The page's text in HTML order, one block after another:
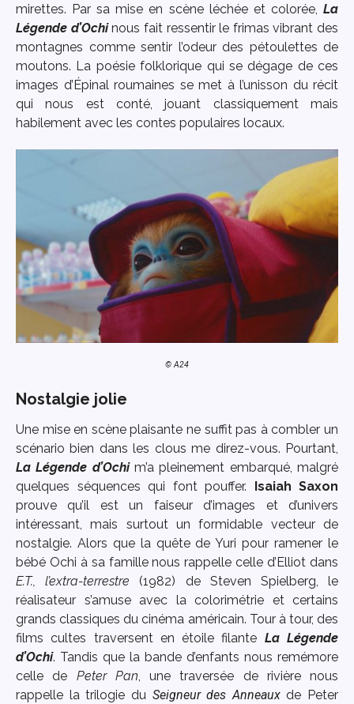
mirettes. Par sa mise en scène léchée et colorée, La
Légende d’Ochinous fait ressentir le frimas vibrant des
montagnes comme sentir l’odeur des pétoulettes de
moutons. La poésie folklorique qui se dégage de ces
images d’Épinal roumaines se met à l’unisson du récit
qui nous est conté, jouant classiquement mais
habilement avec les contes populaires locaux.
© A24
Nostalgie jolie
Une mise en scène plaisante ne suffit pas à combler un
scénario bien dans les clous me direz-vous. Pourtant,
La Légende d’Ochim’a pleinement embarqué, malgré
quelques séquences qui font pouffer. Isaiah Saxon
prouve qu’il est un faiseur d’images et d’univers
intéressant, mais surtout un formidable vecteur de
nostalgie. Alors que la quête de Yuri pour ramener le
bébé Ochi à sa famille nous rappelle celle d’Elliot dans
E.T., l’extra-terrestre (1982) de Steven Spielberg, le
réalisateur s’amuse avec la colorimétrie et certains
grands classiques du cinéma américain. Tour à tour, des
films cultes traversent en étoile filante La Légende
d’Ochi. Tandis que la bande d’enfants nous remémore
celle de Peter Pan, une traversée de rivière nous
rappelle la trilogie du Seigneur des Anneauxde Peter